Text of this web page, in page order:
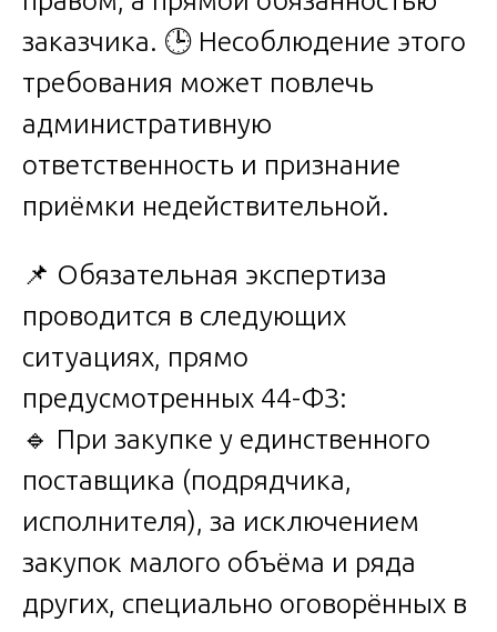
заказчика. 🕒 Несоблюдение этого
требования может повлечь
административную
ответственность и признание
приёмки недействительной.
📌 Обязательная экспертиза
проводится в следующих
ситуациях, прямо
предусмотренных 44-ФЗ:
🔹 При закупке у единственного
поставщика (подрядчика,
исполнителя), за исключением
закупок малого объёма и ряда
других, специально оговорённых в